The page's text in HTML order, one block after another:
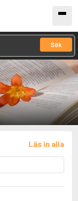
Sök
Läs in alla